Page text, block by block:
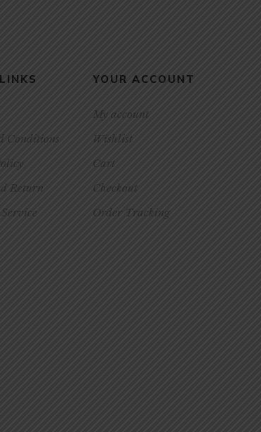
Conditions
Return
YOUR ACCOUNT
My account
Wishlist
Cart
Checkout
Order Tracking